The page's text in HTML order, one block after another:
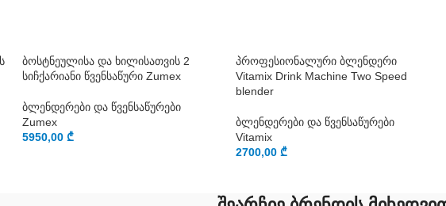
ბოსტნეულისა და ხილისათვის 2
სიჩქარიანი წვენსაწური Zumex
ბლენდერები და წვენსაწურები
Zumex
5950,00 ₾
პროფესიონალური ბლენდერი
Vitamix Drink Machine Two Speed
blender
ბლენდერები და წვენსაწურები
Vitamix
2700,00 ₾